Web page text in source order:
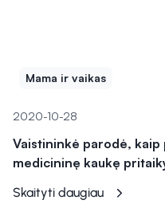
Mama ir vaikas
2020-10-28
Vaistininkė parodė,
medicininę kaukę
Skaityti daugiau